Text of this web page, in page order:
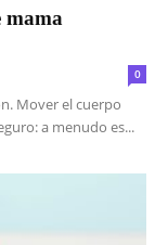
mama
0
Mover el cuerpo
a menudo es...